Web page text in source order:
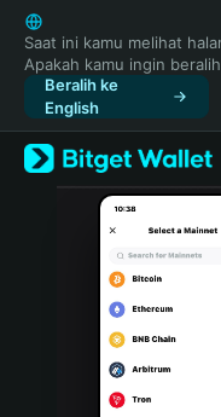
English
日本語
Tiếng Việt
Русский
Español (Latinoamérica)
Türkçe
Italiano
Português (Portugal)
Bahasa Indonesia
Saat ini kamu melihat
Apakah kamu ingin
Beralih ke
English